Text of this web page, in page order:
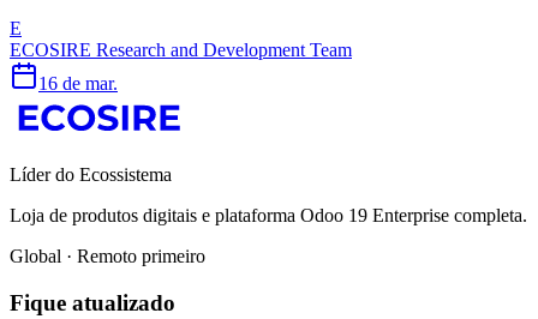
E
ECOSIRE Research and Development Team
16 de mar.
Líder do Ecossistema
Loja de produtos digitais e plataforma Odoo 19 Enterprise completa.
Global · Remoto primeiro
Fique atualizado